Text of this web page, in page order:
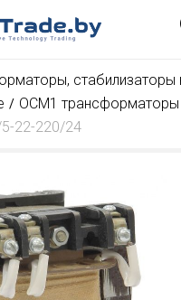
стабилизаторы
ОСМ1 трансформаторы
22-220/24